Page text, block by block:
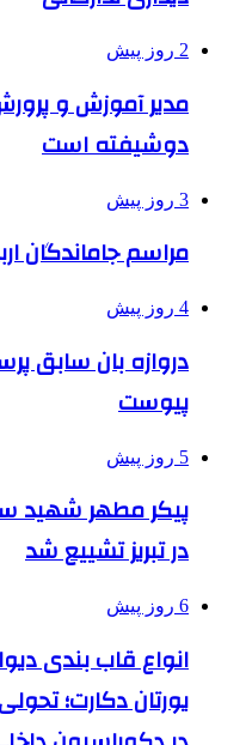
2 روز پیش
دوشیفته است
3 روز پیش
مراسم جاماندگان
4 روز پیش
دروازه بان سابق
پیوست
5 روز پیش
پیکر مطهر شهید
در تبریز تشییع شد
6 روز پیش
انواع قاب بندی
یورتان دکارت؛